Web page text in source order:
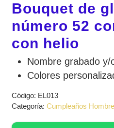
Bouquet de
número 52
con helio
Nombre grabado
Colores
Código: EL013
Categoría: Cumpleaños Hombre